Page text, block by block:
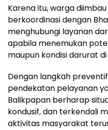
Karena itu, warga
berkoordinasi dengan
menghubungi layanan
apabila menemukan
maupun kondisi darurat
Dengan langkah
pendekatan pelayanan
Balikpapan berharap
kondusif, dan terkendali
aktivitas masyarakat